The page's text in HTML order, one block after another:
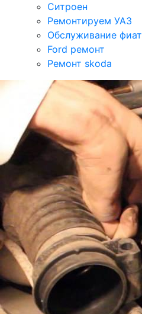
Ситроен
Ремонтируем УАЗ
Обслуживание фиат
Ford ремонт
Ремонт skoda